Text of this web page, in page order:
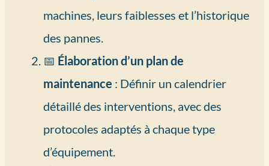
machines, leurs faiblesses et l’historique
des pannes.
📅 Élaboration d’un plan de
maintenance : Définir un calendrier
détaillé des interventions, avec des
protocoles adaptés à chaque type
d’équipement.